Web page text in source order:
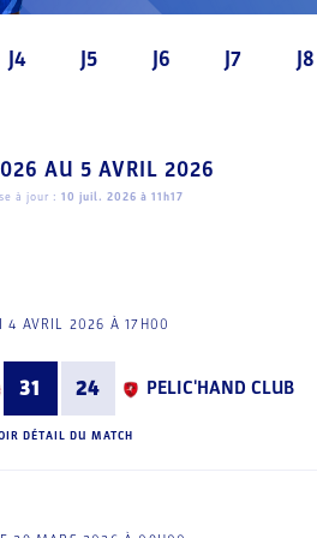
J4 J5 J6 J7 J8
AU 5 AVRIL 2026
à jour : 10 juil. 2026 à 11h17
4 AVRIL 2026 À 17H00
31 24 PELIC'HAND CLUB
DÉTAIL DU MATCH